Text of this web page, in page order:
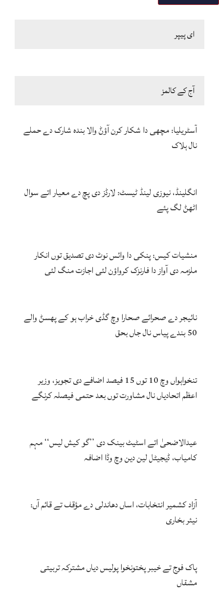
ای پیپر
آج کے کالمز
آسٹریلیا: مچھی دا شکار کرن آؤݨ والا بندہ شارک دے حملے
نال ہلاک
انگلینڈ، نیوزی لینڈ ٹیسٹ: لارڈز دی پچ دے معیار اتے سوال
اٹھݨ لگ پئے
منشیات کیس: پنکی دا وائس نوٹ دی تصدیق توں انکار
ملزمہ دی آواز دا فارنزک کرواؤن لئی اجازت منگ لئی
نائیجر دے صحرائے صحارا وچ گڈی خراب ہو کے پھسݨ والے
50 بندے پیاس نال جاں بحق
تنخواہواں وچ 10 توں 15 فیصد اضافے دی تجویز، وزیر
اعظم اتحادیاں نال مشاورت توں بعد حتمی فیصلہ کرنگے
عیدالاضحیٰ اتے اسٹیٹ بینک دی ’’گو کیش لیس‘‘ مہم
کامیاب، ڈیجیٹل لین دین وچ وڈا اضافہ
آزاد کشمیر انتخابات، اساں دھاندلی دے مؤقف تے قائم آں:
نیئر بخاری
پاک فوج تے خیبر پختونخوا پولیس دیاں مشترکہ تربیتی
مشقاں